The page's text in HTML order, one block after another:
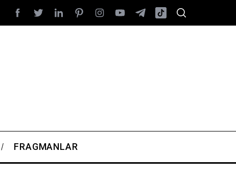
FRAGMANLAR